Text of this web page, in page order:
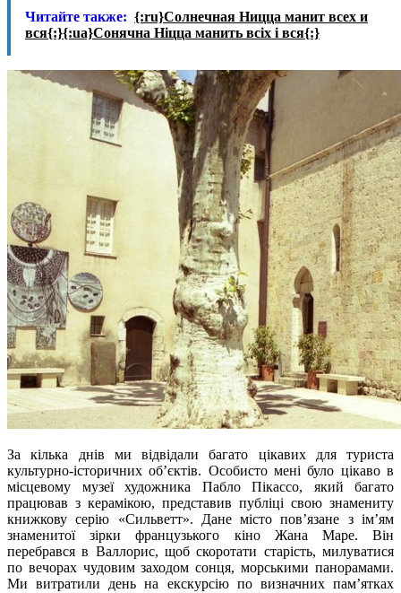
Читайте также: {:ru}Солнечная Ницца манит всех и
вся{:}{:ua}Сонячна Ніцца манить всіх і вся{:}
За кілька днів ми відвідали багато цікавих для туриста
культурно-історичних об’єктів. Особисто мені було цікаво в
місцевому музеї художника Пабло Пікассо, який багато
працював з керамікою, представив публіці свою знамениту
книжкову серію «Сильветт». Дане місто пов’язане з ім’ям
знаменитої зірки французького кіно Жана Маре. Він
перебрався в Валлорис, щоб скоротати старість, милуватися
по вечорах чудовим заходом сонця, морськими панорамами.
Ми витратили день на екскурсію по визначних пам’ятках